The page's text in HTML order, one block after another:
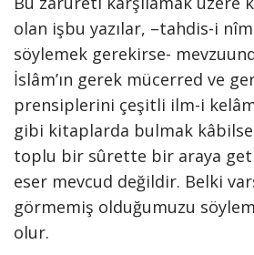
olan işbu yazılar, –tahdis-i
söylemek gerekirse-
İslâm’ın gerek mücerred ve
prensiplerini çeşitli ilm-i
gibi kitaplarda bulmak
toplu bir sûrette bir araya
eser mevcud değildir. Belki
görmemiş olduğumuzu
olur.